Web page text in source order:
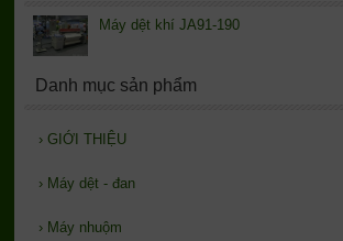
Máy dệt khí JA91-190
Danh mục sản phẩm
› GIỚI THIỆU
› Máy dệt - đan
› Máy nhuộm